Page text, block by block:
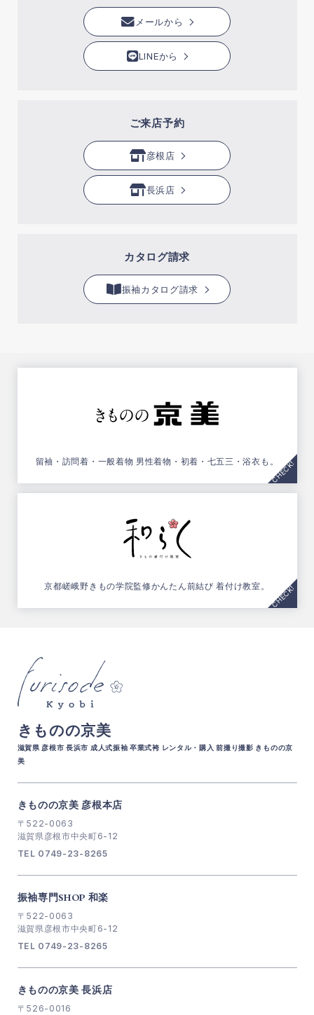
メールから
LINEから
ご来店予約
彦根店
長浜店
カタログ請求
振袖カタログ請求
留袖・訪問着・一般着物 男性着物・初着・七五三・浴衣も。
京都嵯峨野きもの学院監修かんたん前結び 着付け教室。
きものの京美
滋賀県 彦根市 長浜市 成人式振袖 卒業式袴 レンタル・購入 前撮り撮影 きものの京
美
きものの京美 彦根本店
〒522-0063
滋賀県彦根市中央町6-12
TEL 0749-23-8265
振袖専門SHOP 和楽
〒522-0063
滋賀県彦根市中央町6-12
TEL 0749-23-8265
きものの京美 長浜店
〒526-0016